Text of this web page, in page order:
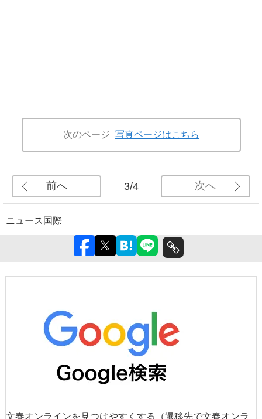
次のページ 写真ページはこちら
前へ 3/4 次へ
ニュース 国際
文春オンラインを見つけやすくする
（遷移先で文春オンラ